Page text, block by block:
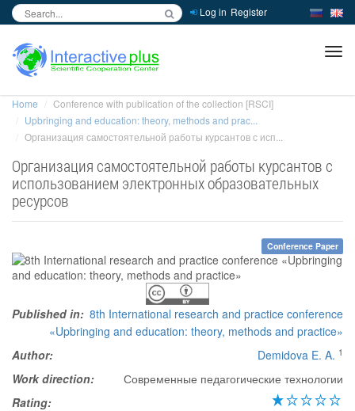
Log in Register
Home
Conference with publication of the collection [RSCI]
Upbringing and education: theory, methods and prac...
Организация самостоятельной работы курсантов с исп...
Организация самостоятельной работы курсантов с
использованием электронных образовательных
ресурсов
Conference Paper
Published in: 8th International research and practice conference
«Upbringing and education: theory, methods and practice»
Author:
Demidova E. A. 1
Work direction:
Современные педагогические технологии
Rating: